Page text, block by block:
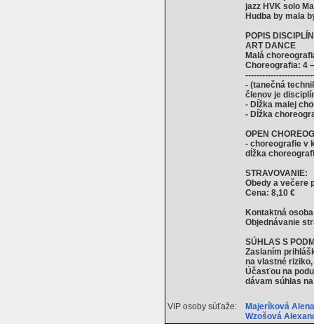
jazz HVK solo
Hudba by mala
POPIS
ART DANCE
Malá
Choreografia: 4
- (tanečná
členov je
- Dĺžka malej
- Dĺžka
OPEN
- choreografie v
dĺžka
STRAVOVANIE:
Obedy a večere
Cena: 8,10 €
Kontaktná
Objednávanie
SÚHLAS S
Zaslaním
na vlastné
Účasťou na
dávam súhlas
VIP osoby súťaže:
Majeríková
Wzošová